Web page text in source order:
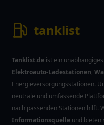
tanklist
Tanklist.de ist ein
Elektroauto-Ladestationen,
Energieversorgungsstationen.
neutrale und umfassende
nach passenden Stationen hilft.
Informationsquelle und bieten